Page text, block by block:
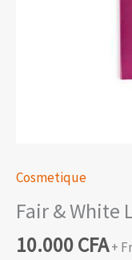
Cosmetique
Fair & White
10.000CFA+